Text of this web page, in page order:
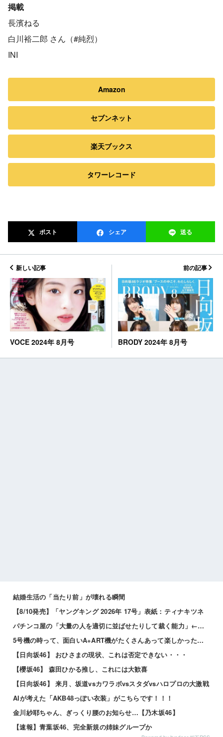
掲載
長濱ねる
白川裕二郎 さん（#純烈）
INI
Amazon
セブンネット
楽天ブックス
タワーレコード
ポスト シェア 送る
新しい記事
VOCE 2024年 8月号
前の記事
BRODY 2024年 8月号
結婚生活の「当たり前」が壊れる瞬間
【8/10発売】「ヤングキング 2026年 17号」表紙：ティナキツネ
パチンコ屋の「大量の人を適切に並ばせたりして裁く能力」←これガチで凄いよなｗｗｗ
5号機の時って、面白いA+ART機がたくさんあって楽しかったよなｗｗｗ
【日向坂46】 おひさまの現状、これは否定できない・・・
【櫻坂46】 森田ひかる推し、これには大歓喜
【日向坂46】 来月、坂道vsカワラボvsスタダvsハロプロの大激戦
AIが考えた「AKB48っぽい衣装」がこちらです！！！
金川紗耶ちゃん、ぎっくり腰のお知らせ…【乃木坂46】
【速報】青葉坂46、完全新規の姉妹グループか